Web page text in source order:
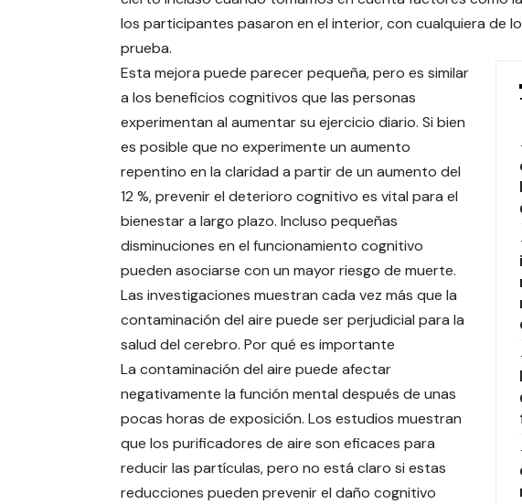
los participantes pasaron en el interior, con cualquiera de
prueba.
Esta mejora puede parecer pequeña, pero es similar
a los beneficios cognitivos que las personas
experimentan al aumentar su ejercicio diario. Si bien
es posible que no experimente un aumento
repentino en la claridad a partir de un aumento del
12 %, prevenir el deterioro cognitivo es vital para el
bienestar a largo plazo. Incluso pequeñas
disminuciones en el funcionamiento cognitivo
pueden asociarse con un mayor riesgo de muerte.
Las investigaciones muestran cada vez más que la
contaminación del aire puede ser perjudicial para la
salud del cerebro. Por qué es importante
La contaminación del aire puede afectar
negativamente la función mental después de unas
pocas horas de exposición. Los estudios muestran
que los purificadores de aire son eficaces para
reducir las partículas, pero no está claro si estas
reducciones pueden prevenir el daño cognitivo